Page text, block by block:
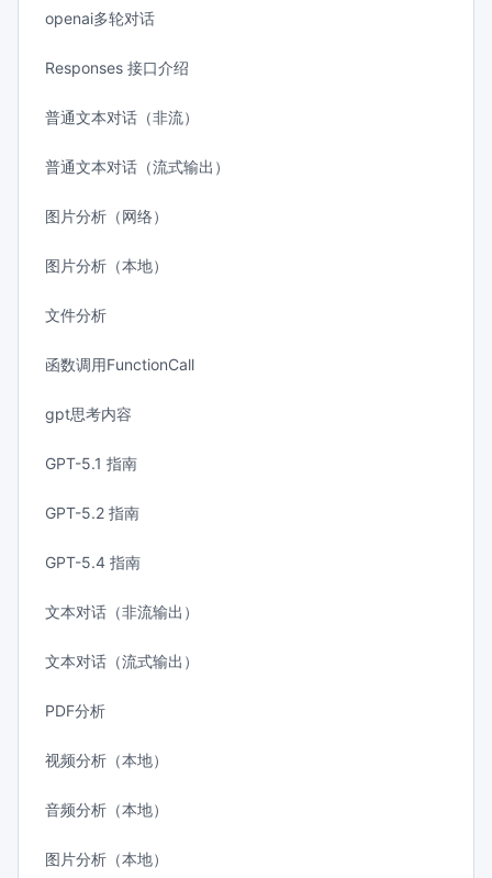
openai多轮对话
Responses 接口介绍
普通文本对话（非流）
普通文本对话（流式输出）
图片分析（网络）
图片分析（本地）
文件分析
函数调用FunctionCall
gpt思考内容
GPT-5.1 指南
GPT-5.2 指南
GPT-5.4 指南
文本对话（非流输出）
文本对话（流式输出）
PDF分析
视频分析（本地）
音频分析（本地）
图片分析（本地）